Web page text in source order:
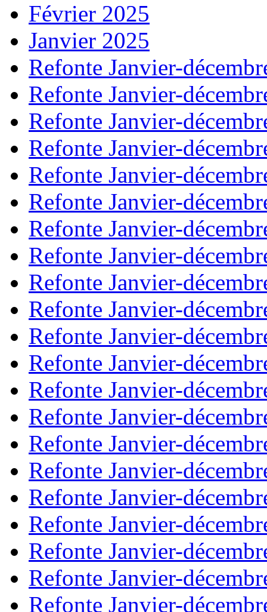
Février 2025
Janvier 2025
Refonte Janvier-
Refonte Janvier-
Refonte Janvier-
Refonte Janvier-
Refonte Janvier-
Refonte Janvier-
Refonte Janvier-
Refonte Janvier-
Refonte Janvier-
Refonte Janvier-
Refonte Janvier-
Refonte Janvier-
Refonte Janvier-
Refonte Janvier-
Refonte Janvier-
Refonte Janvier-
Refonte Janvier-
Refonte Janvier-
Refonte Janvier-
Refonte Janvier-
Refonte Janvier-